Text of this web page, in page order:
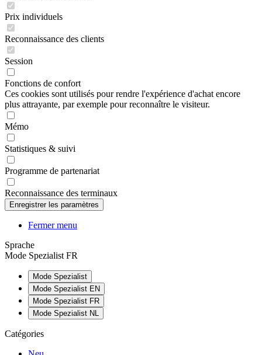
Prix individuels
Reconnaissance des clients
Session
Fonctions de confort
Ces cookies sont utilisés pour rendre l'expérience d'achat encore
plus attrayante, par exemple pour reconnaître le visiteur.
Mémo
Statistiques & suivi
Programme de partenariat
Reconnaissance des terminaux
Fermer menu
Sprache
Mode Spezialist FR
Mode Spezialist
Mode Spezialist EN
Mode Spezialist FR
Mode Spezialist NL
Catégories